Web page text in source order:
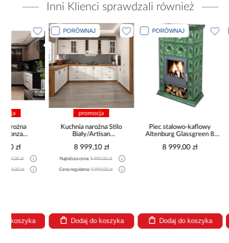
Inni Klienci sprawdzali również
PORÓWNAJ
Kuchnia narożna Stilo
Najniższa cena: 9 999,00 zł
Cena regularna: 9 999,00 zł
Dodaj do koszyka
PORÓWNAJ
Piec stalowo-kaflowy
Altenburg Glassgreen 8
Dodaj do koszyka
Piec